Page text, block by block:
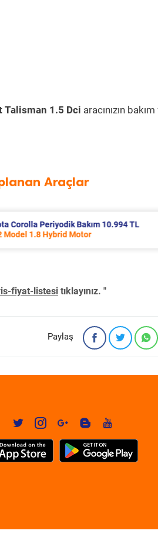
Talisman 1.5 Dci aracınızın
Araçlar
Volvo Xc60 Periyodik Bakım 10.267 TL
2014 Model 2.0 D4 Motor
fiyat-listesi tıklayınız. "
Paylaş